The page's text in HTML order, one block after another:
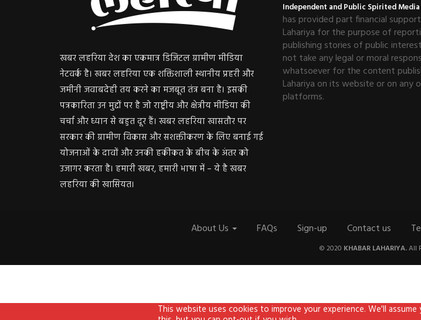
खबर लहरिया देश का एकमात्र डिजिटल ग्रामीण मीडिया
नेटवर्क है। खबर लहरिया एक शक्तिशाली स्थानीय प्रहरी और
जमीनी जवाबदेही तय करने का मजबूत तंत्र बना है। इसकी
पत्रकारिता उन मुद्दों पर है जो राष्ट्रीय और क्षेत्रीय मीडिया की
चर्चा और ध्यान से बहुत दूर हैं। खबर लहरिया खासतौर पर
सरकार की ग्रामीण विकास और सशक्तीकरण के लिए बनाई गई
योजनाओं के दावों और उनकी हकीकत के बीच के अंतर को
उजागर करता है। हमारी खबर, हमारी भाषा में – ये है खबर
लहरिया की खासियत।
Independent and Public Spirited
has provided part financial
Lahariya for the purpose of
publishing stories of public
not take any legal or moral
whatsoever for the content
Lahariya on its website or on any
platforms.
About Us FAQs Sign-up Contact us
© 2020 KHABAR LAHARIYA.All
This website uses cookies to improve your experience. We'll